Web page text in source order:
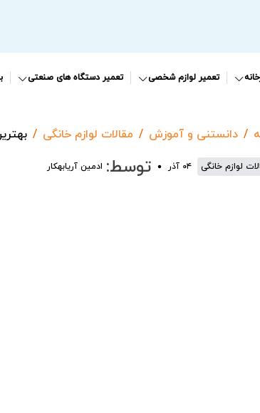
تعمیر لوازم شخصی تعمیر دستگاه های صنعتی
دانستنی و آموزش مقالات لوازم خانگی
لوازم خانگی ۰۴ آذر توسط: ادمین آریابهکار